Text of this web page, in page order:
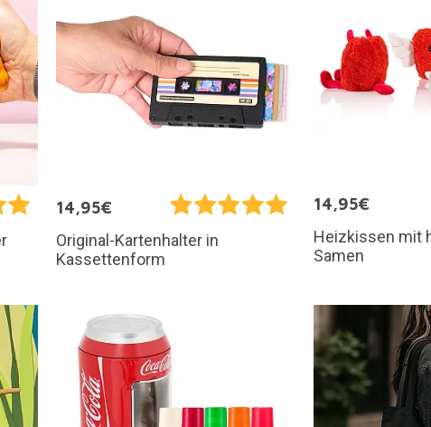
14,95€
Original-Kartenhalter in
Kassettenform
14,95€
Heizkissen mit
Samen